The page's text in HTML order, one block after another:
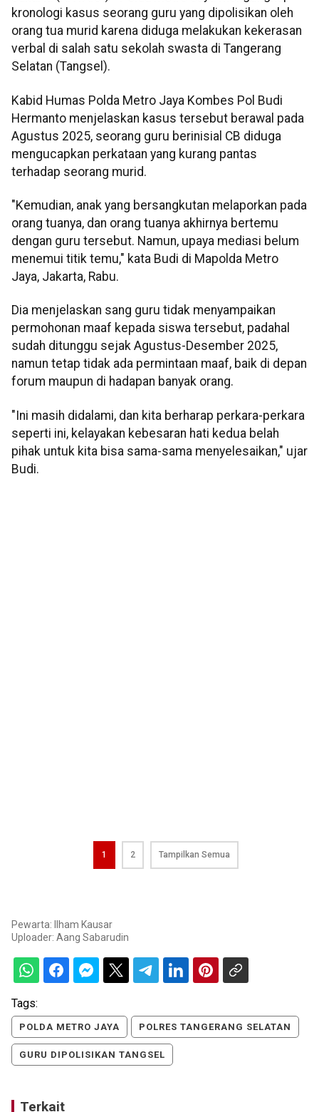
kronologi kasus seorang guru yang dipolisikan oleh
orang tua murid karena diduga melakukan kekerasan
verbal di salah satu sekolah swasta di Tangerang
Selatan (Tangsel).
Kabid Humas Polda Metro Jaya Kombes Pol Budi
Hermanto menjelaskan kasus tersebut berawal pada
Agustus 2025, seorang guru berinisial CB diduga
mengucapkan perkataan yang kurang pantas
terhadap seorang murid.
"Kemudian, anak yang bersangkutan melaporkan pada
orang tuanya, dan orang tuanya akhirnya bertemu
dengan guru tersebut. Namun, upaya mediasi belum
menemui titik temu," kata Budi di Mapolda Metro
Jaya, Jakarta, Rabu.
Dia menjelaskan sang guru tidak menyampaikan
permohonan maaf kepada siswa tersebut, padahal
sudah ditunggu sejak Agustus-Desember 2025,
namun tetap tidak ada permintaan maaf, baik di depan
forum maupun di hadapan banyak orang.
"Ini masih didalami, dan kita berharap perkara-perkara
seperti ini, kelayakan kebesaran hati kedua belah
pihak untuk kita bisa sama-sama menyelesaikan," ujar
Budi.
1 2 Tampilkan Semua
Pewarta: Ilham Kausar
Uploader: Aang Sabarudin
Tags:
POLDA METRO JAYA POLRES TANGERANG SELATAN
GURU DIPOLISIKAN TANGSEL
Terkait